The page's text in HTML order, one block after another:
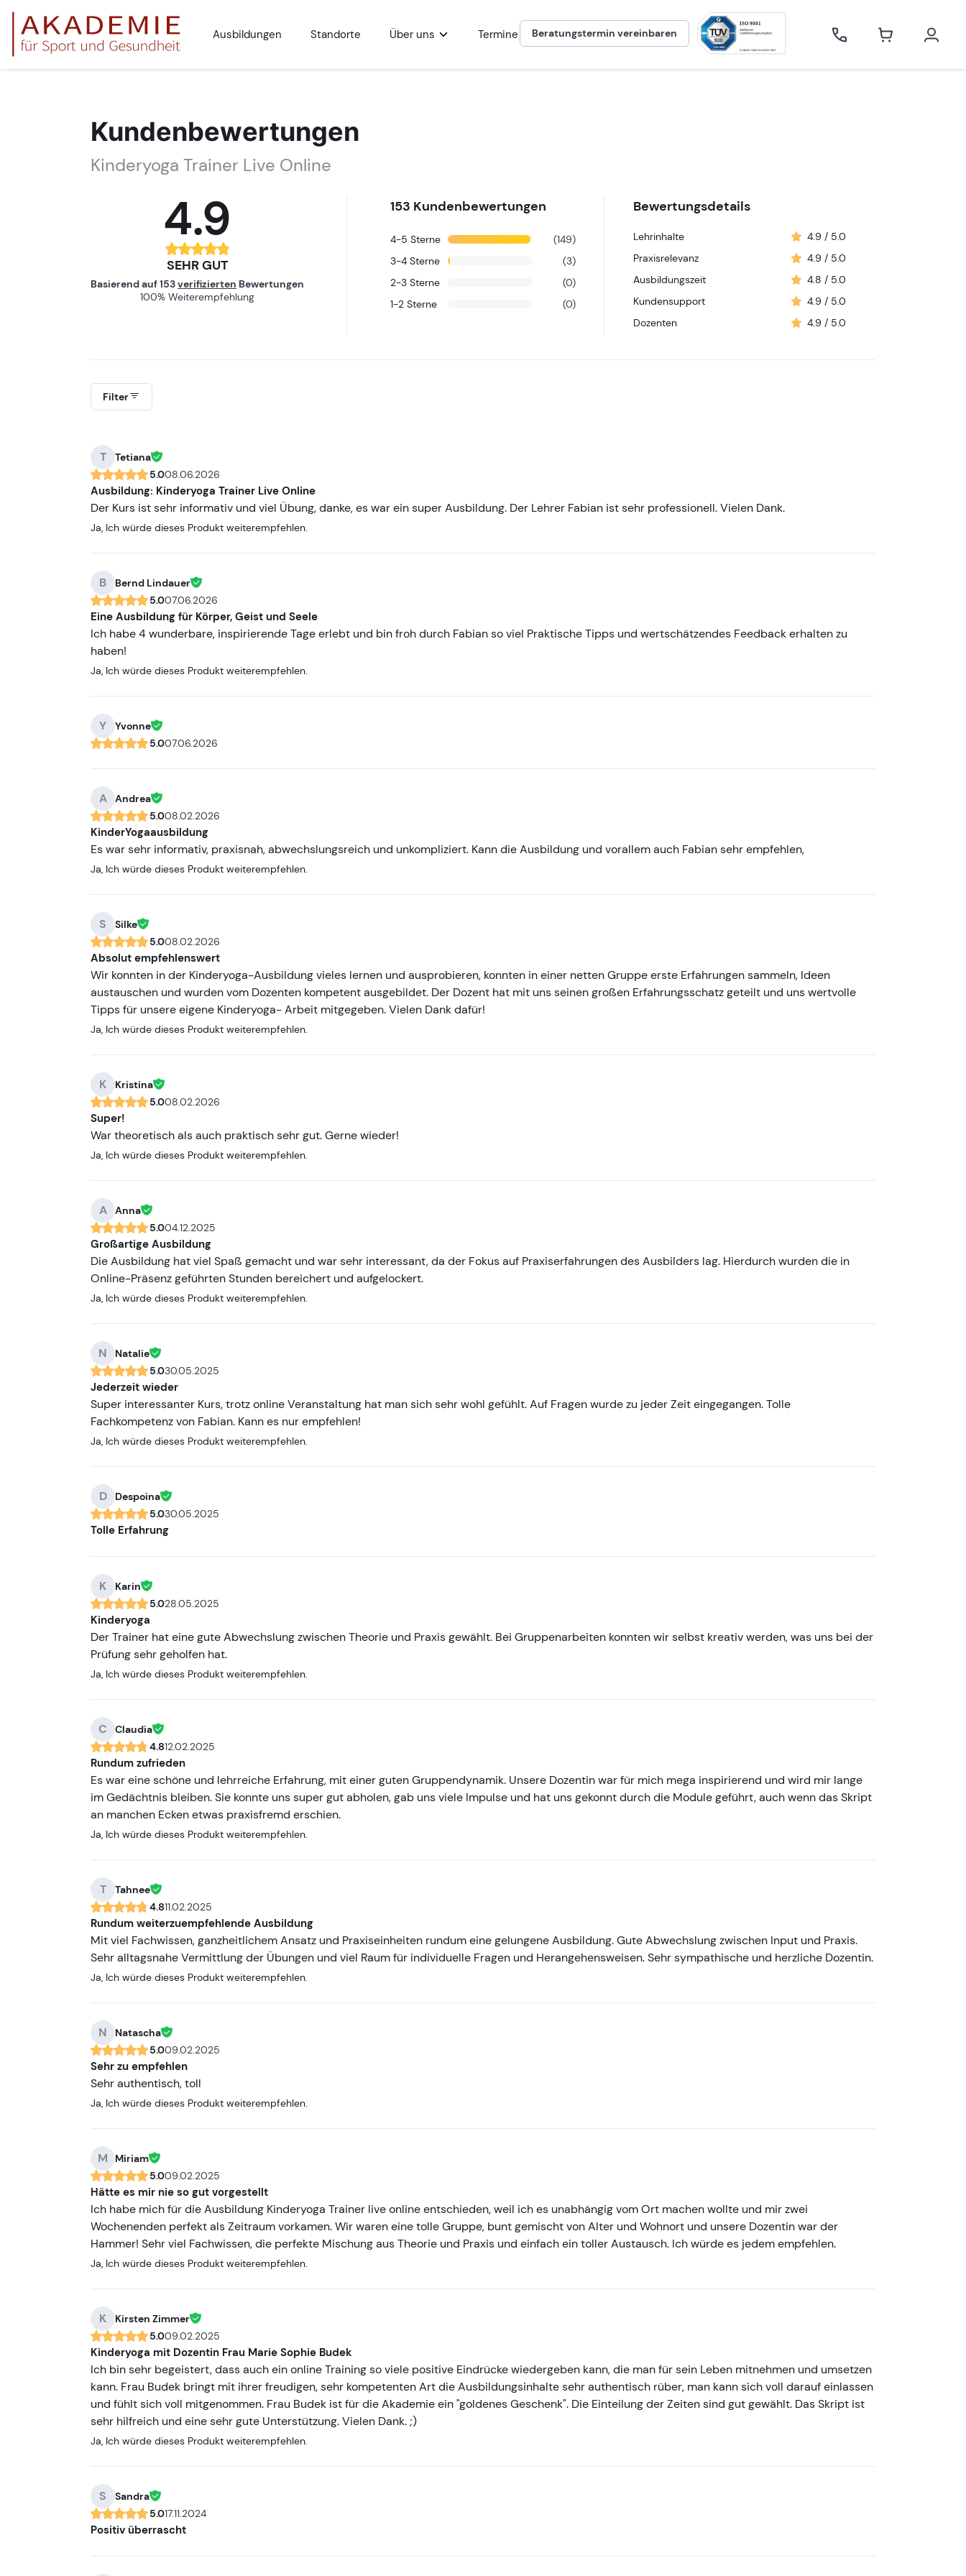
Ausbildungen Standorte Über uns Termine Beratungstermin vereinbaren
Kundenbewertungen
Kinderyoga Trainer Live Online
4.9
SEHR GUT
Basierend auf153verifizierten Bewertungen
100% Weiterempfehlung
153 Kundenbewertungen
4-5 Sterne
(149)
3-4 Sterne
(3)
2-3 Sterne
(0)
1-2 Sterne (0)
Bewertungsdetails
Lehrinhalte 4.9 / 5.0
Praxisrelevanz
4.9 / 5.0
Ausbildungszeit
4.8 / 5.0
Kundensupport
4.9 / 5.0
Dozenten
4.9 / 5.0
Filter
T
Tetiana
5.008.06.2026
Ausbildung: Kinderyoga Trainer Live Online
Der Kurs ist sehr informativ und viel Übung, danke, es war ein super Ausbildung. Der Lehrer Fabian ist sehr professionell. Vielen Dank.
Ja, Ich würde dieses Produkt weiterempfehlen.
B
Bernd Lindauer
5.007.06.2026
Eine Ausbildung für Körper, Geist und Seele
Ich habe 4 wunderbare, inspirierende Tage erlebt und bin froh durch Fabian so viel Praktische Tipps und wertschätzendes Feedback erhalten zu
haben!
Ja, Ich würde dieses Produkt weiterempfehlen.
Y
Yvonne
5.007.06.2026
A
Andrea
5.008.02.2026
KinderYogaausbildung
Es war sehr informativ, praxisnah, abwechslungsreich und unkompliziert. Kann die Ausbildung und vorallem auch Fabian sehr empfehlen,
Ja, Ich würde dieses Produkt weiterempfehlen.
S
Silke
5.008.02.2026
Absolut empfehlenswert
Wir konnten in der Kinderyoga-Ausbildung vieles lernen und ausprobieren, konnten in einer netten Gruppe erste Erfahrungen sammeln, Ideen
austauschen und wurden vom Dozenten kompetent ausgebildet. Der Dozent hat mit uns seinen großen Erfahrungsschatz geteilt und uns wertvolle
Tipps für unsere eigene Kinderyoga- Arbeit mitgegeben. Vielen Dank dafür!
Ja, Ich würde dieses Produkt weiterempfehlen.
K
Kristina
5.008.02.2026
Super!
War theoretisch als auch praktisch sehr gut. Gerne wieder!
Ja, Ich würde dieses Produkt weiterempfehlen.
A
Anna
5.004.12.2025
Großartige Ausbildung
Die Ausbildung hat viel Spaß gemacht und war sehr interessant, da der Fokus auf Praxiserfahrungen des Ausbilders lag. Hierdurch wurden die in
Online-Präsenz geführten Stunden bereichert und aufgelockert.
Ja, Ich würde dieses Produkt weiterempfehlen.
N
Natalie
5.030.05.2025
Jederzeit wieder
Super interessanter Kurs, trotz online Veranstaltung hat man sich sehr wohl gefühlt. Auf Fragen wurde zu jeder Zeit eingegangen. Tolle
Fachkompetenz von Fabian. Kann es nur empfehlen!
Ja, Ich würde dieses Produkt weiterempfehlen.
D
Despoina
5.030.05.2025
Tolle Erfahrung
K
Karin
5.028.05.2025
Kinderyoga
Der Trainer hat eine gute Abwechslung zwischen Theorie und Praxis gewählt. Bei Gruppenarbeiten konnten wir selbst kreativ werden, was uns bei der
Prüfung sehr geholfen hat.
Ja, Ich würde dieses Produkt weiterempfehlen.
C
Claudia
4.812.02.2025
Rundum zufrieden
Es war eine schöne und lehrreiche Erfahrung, mit einer guten Gruppendynamik. Unsere Dozentin war für mich mega inspirierend und wird mir lange
im Gedächtnis bleiben. Sie konnte uns super gut abholen, gab uns viele Impulse und hat uns gekonnt durch die Module geführt, auch wenn das Skript
an manchen Ecken etwas praxisfremd erschien.
Ja, Ich würde dieses Produkt weiterempfehlen.
T
Tahnee
4.811.02.2025
Rundum weiterzuempfehlende Ausbildung
Mit viel Fachwissen, ganzheitlichem Ansatz und Praxiseinheiten rundum eine gelungene Ausbildung. Gute Abwechslung zwischen Input und Praxis.
Sehr alltagsnahe Vermittlung der Übungen und viel Raum für individuelle Fragen und Herangehensweisen. Sehr sympathische und herzliche Dozentin.
Ja, Ich würde dieses Produkt weiterempfehlen.
N
Natascha
5.009.02.2025
Sehr zu empfehlen
Sehr authentisch, toll
Ja, Ich würde dieses Produkt weiterempfehlen.
M
Miriam
5.009.02.2025
Hätte es mir nie so gut vorgestellt
Ich habe mich für die Ausbildung Kinderyoga Trainer live online entschieden, weil ich es unabhängig vom Ort machen wollte und mir zwei
Wochenenden perfekt als Zeitraum vorkamen. Wir waren eine tolle Gruppe, bunt gemischt von Alter und Wohnort und unsere Dozentin war der
Hammer! Sehr viel Fachwissen, die perfekte Mischung aus Theorie und Praxis und einfach ein toller Austausch. Ich würde es jedem empfehlen.
Ja, Ich würde dieses Produkt weiterempfehlen.
K
Kirsten Zimmer
5.009.02.2025
Kinderyoga mit Dozentin Frau Marie Sophie Budek
Ich bin sehr begeistert, dass auch ein online Training so viele positive Eindrücke wiedergeben kann, die man für sein Leben mitnehmen und umsetzen
kann. Frau Budek bringt mit ihrer freudigen, sehr kompetenten Art die Ausbildungsinhalte sehr authentisch rüber, man kann sich voll darauf einlassen
und fühlt sich voll mitgenommen. Frau Budek ist für die Akademie ein "goldenes Geschenk". Die Einteilung der Zeiten sind gut gewählt. Das Skript ist
sehr hilfreich und eine sehr gute Unterstützung. Vielen Dank. ;)
Ja, Ich würde dieses Produkt weiterempfehlen.
S
Sandra
5.017.11.2024
Positiv überrascht